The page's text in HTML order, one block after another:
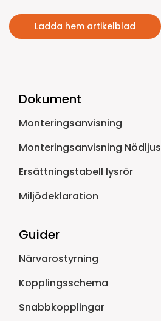
Ladda hem artikelblad
Dokument
Monteringsanvisning
Monteringsanvisning Nödljus
Ersättningstabell lysrör
Miljödeklaration
Guider
Närvarostyrning
Kopplingsschema
Snabbkopplingar